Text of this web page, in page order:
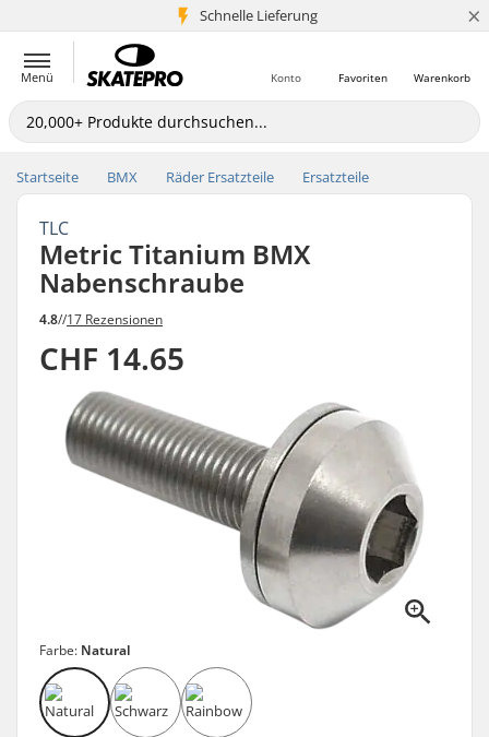
Schnelle Lieferung
5+ Mio. Kunden ×
Menü Warenkorb
Favoriten
Konto
Startseite BMX Räder Ersatzteile Ersatzteile
TLC
Metric Titanium BMX
Nabenschraube
4.8//17 Rezensionen
CHF 14.65
Farbe: Natural